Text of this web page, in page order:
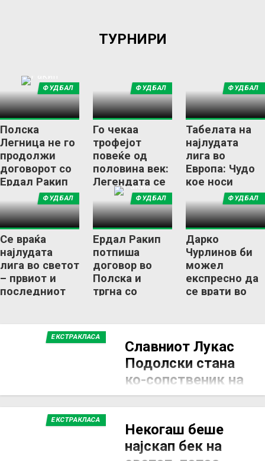
ТУРНИРИ
Полска
Легница не го
продолжи
договорот со
Ердал Ракип
ФУДБАЛ
Го чекаа
трофејот
повеќе од
половина век:
Легендата се
пензионира со
стил
ФУДБАЛ
Табелата на
најлудата
лига во
Европа: Чудо
кое носи
драматичен
финиш!
ФУДБАЛ
Се враќа
најлудата
лига во светот
– првиот и
последниот
ФУДБАЛ
Ердал Ракип
потпиша
договор во
Полска и
тргна со
ФУДБАЛ
Дарко
Чурлинов би
можел
експресно да
се врати во
ФУДБАЛ
ЕКСТРАКЛАСА
Славниот Лукас
Подолски стана
ко-сопственик на
својот омилен
9 ДЕКЕМВРИ 2025, 20:05
Лукас Подолски,
поранешниот германски
ЕКСТРАКЛАСА
Некогаш беше
најскап бек на